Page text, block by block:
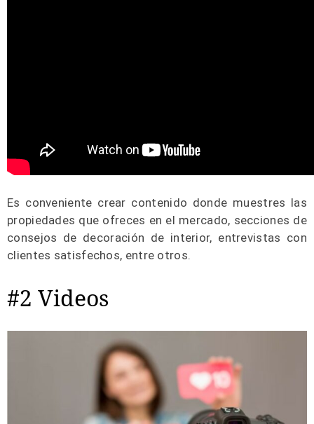
Es conveniente crear contenido donde muestres las
propiedades que ofreces en el mercado, secciones de
consejos de decoración de interior, entrevistas con
clientes satisfechos, entre otros.
#2 Videos